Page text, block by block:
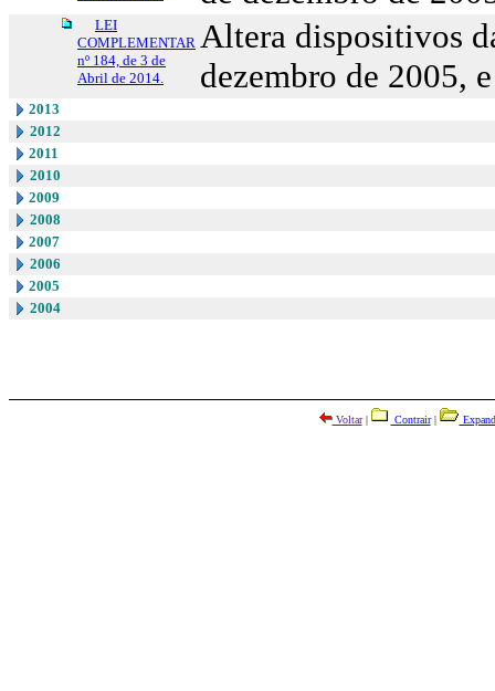
LEI
COMPLEMENTAR
nº 184, de 3 de
Abril de 2014.
Altera dispositivos
dezembro de 2005,
2013
2012
2011
2010
2009
2008
2007
2006
2005
2004
Voltar| Contrair|